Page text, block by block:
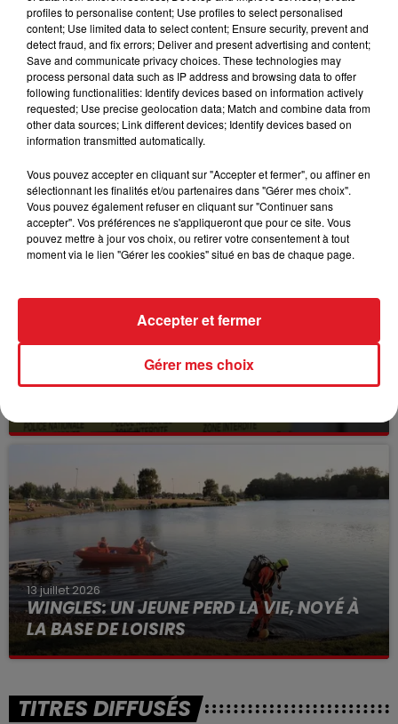
parcours de vitesse, un réveil de sa part n'est pas
impossible.
********
FIL D'ACTUS
BÉTHUNE: ENQUÊTE POUR HOMICIDE
Selon les premiers éléments, le logement servait
13 juillet 2026
WINGLES: UN JEUNE PERD LA VIE, NOYÉ À
LA BASE DE LOISIRS
La victime a coulé à pic
TITRES DIFFUSÉS
profiles to personalise content; Use profiles to select personalised
content; Use limited data to select content; Ensure security, prevent and
detect fraud, and fix errors; Deliver and present advertising and content;
Save and communicate privacy choices. These technologies may
process personal data such as IP address and browsing data to offer
following functionalities: Identify devices based on information actively
requested; Use precise geolocation data; Match and combine data from
other data sources; Link different devices; Identify devices based on
information transmitted automatically.
Vous pouvez accepter en cliquant sur "Accepter et fermer", ou affiner en
sélectionnant les finalités et/ou partenaires dans "Gérer mes choix".
Vous pouvez également refuser en cliquant sur "Continuer sans
accepter". Vos préférences ne s'appliqueront que pour ce site. Vous
pouvez mettre à jour vos choix, ou retirer votre consentement à tout
moment via le lien "Gérer les cookies" situé en bas de chaque page.
Gérer mes choix
Accepter et fermer